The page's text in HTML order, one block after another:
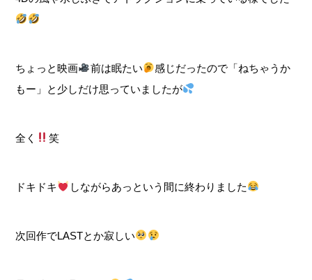
ちょっと映画 前は眠たい
感じだったので「ねちゃうか
もー」と少しだけ思っていましたが
全く 笑
ドキドキ しながらあっという間に終わりました
次回作でLASTとか寂しい